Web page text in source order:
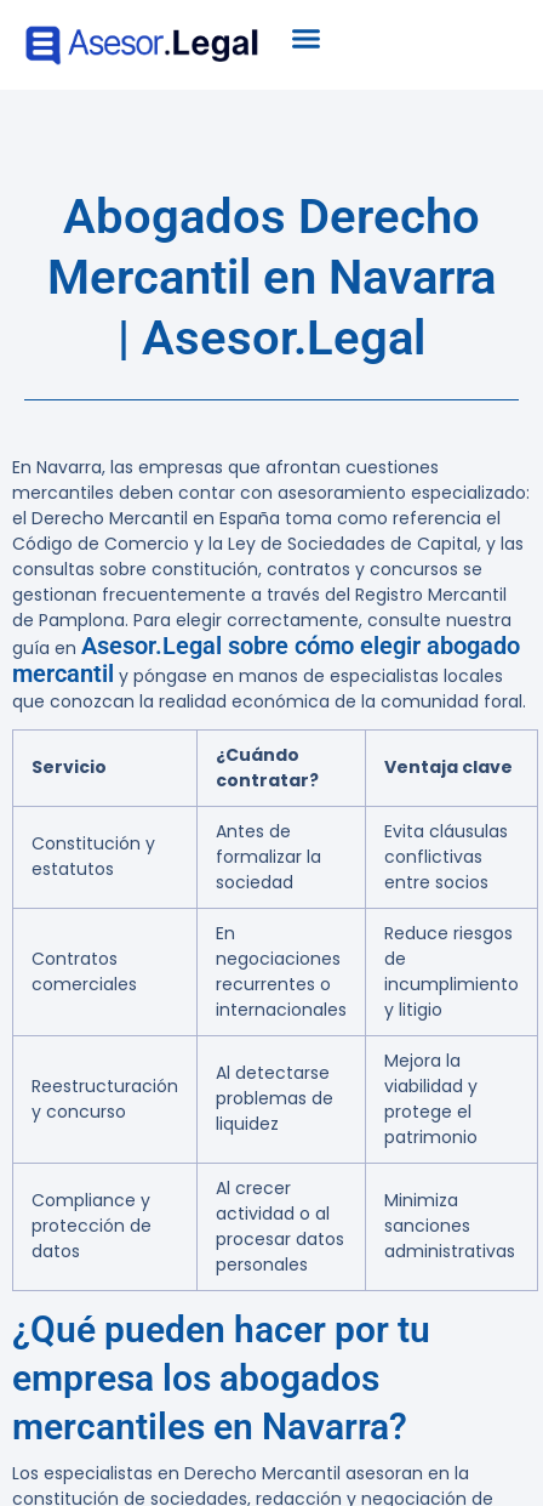
Abogados Derecho
Mercantil en Navarra
| Asesor.Legal
En Navarra, las empresas que afrontan cuestiones
mercantiles deben contar con asesoramiento especializado:
el Derecho Mercantil en España toma como referencia el
Código de Comercio y la Ley de Sociedades de Capital, y las
consultas sobre constitución, contratos y concursos se
gestionan frecuentemente a través del Registro Mercantil
de Pamplona. Para elegir correctamente, consulte nuestra
guía en Asesor.Legal sobre cómo elegir abogado
mercantil y póngase en manos de especialistas locales
que conozcan la realidad económica de la comunidad foral.
Servicio
¿Cuándo
contratar?
Ventaja clave
Constitución y
estatutos
Antes de
formalizar la
sociedad
Evita cláusulas
conflictivas
entre socios
Contratos
comerciales
En
negociaciones
recurrentes o
internacionales
Reduce riesgos
de
incumplimiento
y litigio
Reestructuración
y concurso
Al detectarse
problemas de
liquidez
Mejora la
viabilidad y
protege el
patrimonio
Compliance y
protección de
datos
Al crecer
actividad o al
procesar datos
personales
Minimiza
sanciones
administrativas
¿Qué pueden hacer por tu
empresa los abogados
mercantiles en Navarra?
Los especialistas en Derecho Mercantil asesoran en la
constitución de sociedades, redacción y negociación de